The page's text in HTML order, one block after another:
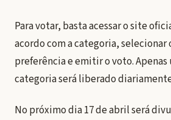
Para votar, basta acessar o site
acordo com a categoria, selecionar
preferência e emitir o voto.
categoria será liberado
No próximo dia 17 de abril será